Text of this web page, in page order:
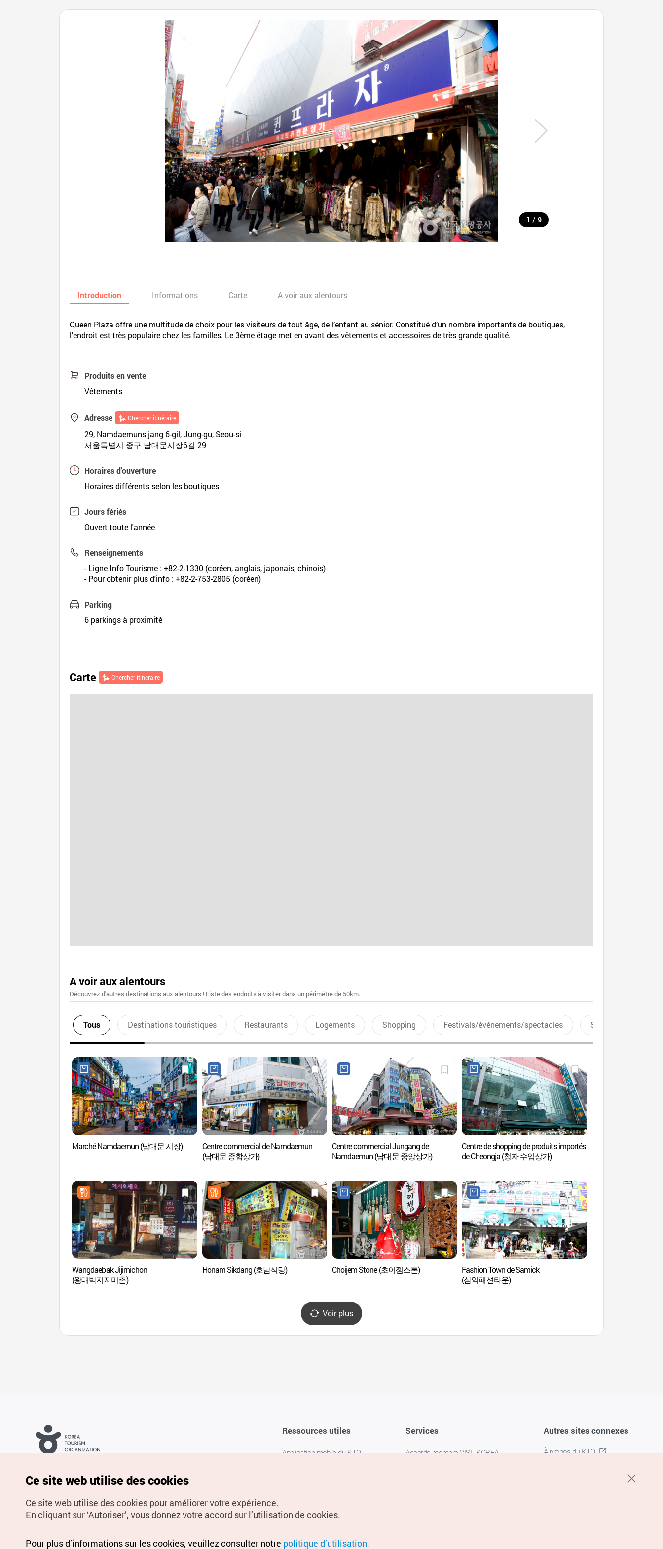
1 / 9
Introduction Informations Carte A voir aux alentours
Queen Plaza offre une multitude de choix pour les visiteurs de tout âge, de l’enfant au sénior. Constitué d’un nombre importants de boutiques,
l’endroit est très populaire chez les familles. Le 3ème étage met en avant des vêtements et accessoires de très grande qualité.
Produits en vente
Vêtements
Adresse Chercher itinéraire
29, Namdaemunsijang 6-gil, Jung-gu, Seou-si
서울특별시 중구 남대문시장6길 29
Horaires d'ouverture
Horaires différents selon les boutiques
Jours fériés
Ouvert toute l'année
Renseignements
- Ligne Info Tourisme : +82-2-1330 (coréen, anglais, japonais, chinois)
- Pour obtenir plus d'info : +82-2-753-2805 (coréen)
Parking
6 parkings à proximité
Carte Chercher itinéraire
A voir aux alentours
Découvrez d'autres destinations aux alentours ! Liste des endroits à visiter dans un périmétre de 50km.
Tous Destinations touristiques Restaurants Logements Shopping Festivals/événements/spectacles Sports aquatiques
Marché Namdaemun (남대문 시장)
Centre commercial de Namdaemun
(남대문 종합상가)
Centre commercial Jungang de
Namdaemun (남대문 중앙상가)
Centre de shopping de produits importés
de Cheongja (청자 수입상가)
Wangdaebak Jijimichon
(왕대박지지미촌)
Honam Sikdang (호남식당) Choijem Stone (초이젬스톤)
Fashion Town de Samick
(삼익패션타운)
Voir plus
Ressources utiles
Application mobile du KTO
Services
Accords membre VISITKOREA
Autres sites connexes
À propos du KTO
Pour les rapports d'erreurs et demandes de renseignements,
adressez vos demandes à
Ce site web utilise des cookies
Ce site web utilise des cookies pour améliorer votre expérience.
En cliquant sur ‘Autoriser’, vous donnez votre accord sur l’utilisation de cookies.
Pour plus d’informations sur les cookies, veuillez consulter notre politique d’utilisation.